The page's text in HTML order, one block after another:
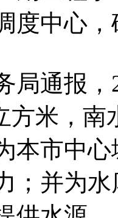
度中心
通报，
方米，南
本市中
；并为